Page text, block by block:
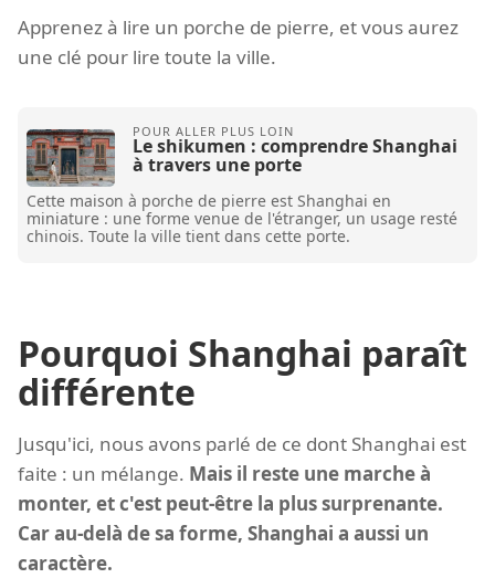
Apprenez à lire un porche de pierre, et vous aurez
une clé pour lire toute la ville.
Le shikumen : comprendre Shanghai
à travers une porte
Cette maison à porche de pierre est Shanghai en
miniature : une forme venue de l'étranger, un usage resté
chinois. Toute la ville tient dans cette porte.
Pourquoi Shanghai paraît
différente
Jusqu'ici, nous avons parlé de ce dont Shanghai est
faite : un mélange. Mais il reste une marche à
monter, et c'est peut-être la plus surprenante.
Car au-delà de sa forme, Shanghai a aussi un
caractère.